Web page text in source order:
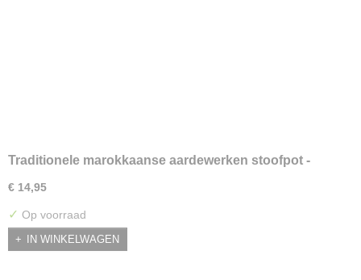
Traditionele marokkaanse aardewerken stoofpot -
€ 14,95
✓ Op voorraad
IN WINKELWAGEN